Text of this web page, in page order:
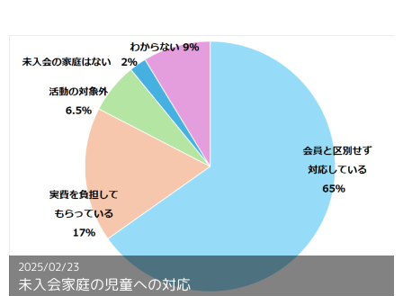
関係団体リンク
関連記事
補償制度
2025/02/23
未入会家庭の児童への対応